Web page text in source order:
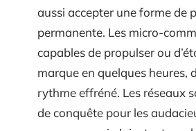
aussi accepter une forme de
permanente. Les micro-
capables de propulser ou
marque en quelques heures,
rythme effréné. Les réseaux
de conquête pour les